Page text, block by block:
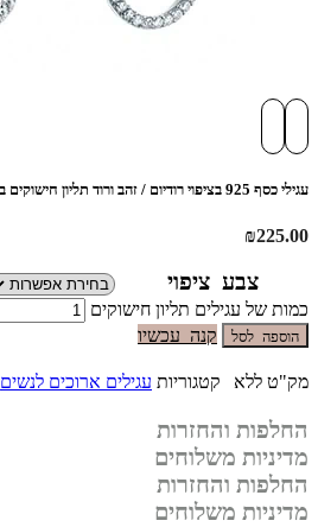
עגילי כסף 925 בציפוי רודיום / זהב ורוד תליון חישוקים בשיבוץ אבני זרקוניה לבנות
₪225.00
צבע ציפוי
כמות של עגילים תליון חישוקים
הוספה לסל קנה עכשיו
מק"ט ללא קטגוריות עגילים ארוכים לנשים
החלפות והחזרות
מדיניות משלוחים
החלפות והחזרות
מדיניות משלוחים